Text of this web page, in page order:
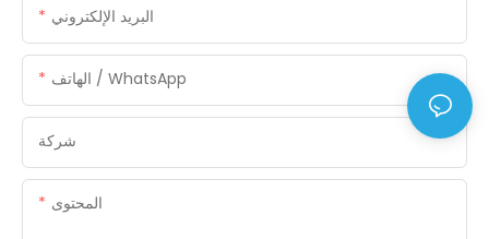
البريد الإلكتروني
الهاتف / WhatsApp
شركة
المحتوى